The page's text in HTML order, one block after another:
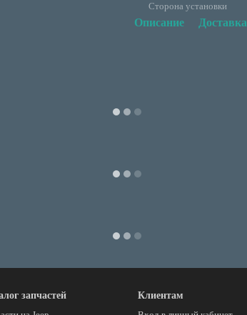
Сторона установки
Описание Доставка
запчастей
Клиентам